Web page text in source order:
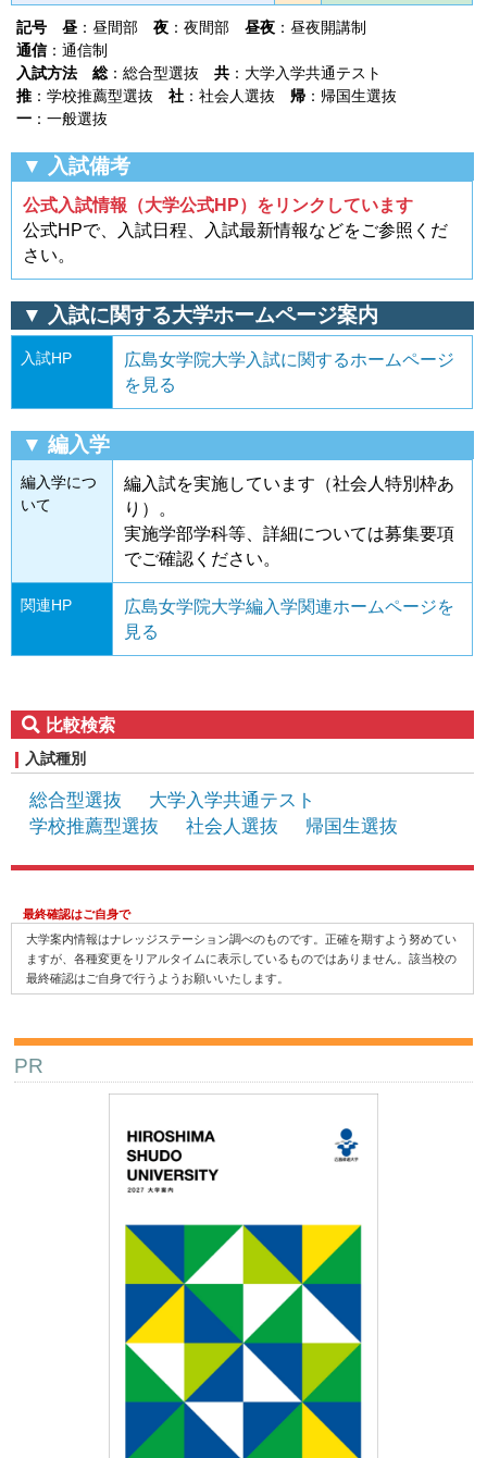
記号 昼 ：昼間部 夜 ：夜間部 昼夜 ：昼夜開講制
通信：通信制
入試方法
総：総合型選抜 共 ：大学入学共通テスト
推 ：学校推薦型選抜 社 ：社会人選抜 帰 ：帰国生選抜
一 ：一般選抜
▼ 入試備考
公式入試情報（大学公式HP）をリンクしています
公式HPで、入試日程、入試最新情報などをご参照くだ
さい。
▼ 入試に関する大学ホームページ案内
入試HP
広島女学院大学入試に関するホームページ
を見る
▼ 編入学
編入学につ
いて
編入試を実施しています（社会人特別枠あ
り）。
実施学部学科等、詳細については募集要項
でご確認ください。
関連HP
広島女学院大学編入学関連ホームページを
見る
比較検索
入試種別
総合型選抜
大学入学共通テスト
学校推薦型選抜
社会人選抜 帰国生選抜
最終確認はご自身で
大学案内情報はナレッジステーション調べのものです。正確を期すよう努めてい
ますが、各種変更をリアルタイムに表示しているものではありません。該当校の
最終確認はご自身で行うようお願いいたします。
PR